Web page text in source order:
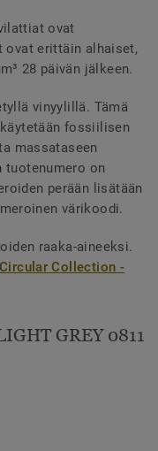
ovat
ovat erittäin alhaiset,
28 päivän jälkeen.
vinyylillä. Tämä
fossiilisen
massataseen
tuotenumero on
perään lisätään
värikoodi.
raaka-aineeksi.
Circular Collection -
GREY 0811